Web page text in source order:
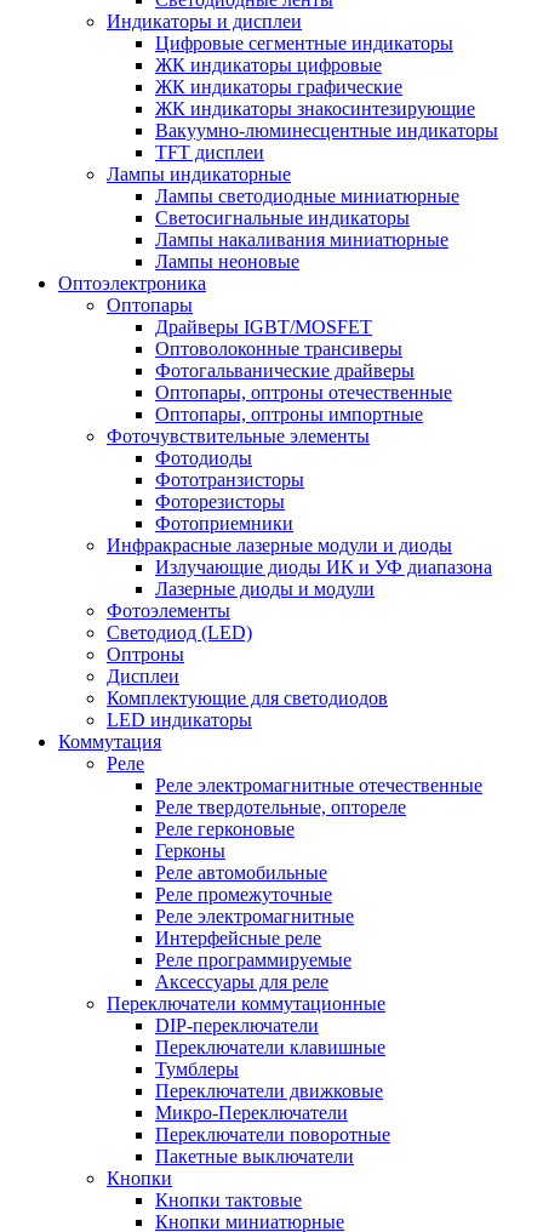
Индикаторы и дисплеи
Цифровые сегментные индикаторы
ЖК индикаторы цифровые
ЖК индикаторы графические
ЖК индикаторы знакосинтезирующие
Вакуумно-люминесцентные индикаторы
TFT дисплеи
Лампы индикаторные
Лампы светодиодные миниатюрные
Светосигнальные индикаторы
Лампы накаливания миниатюрные
Лампы неоновые
Оптоэлектроника
Оптопары
Драйверы IGBT/MOSFET
Оптоволоконные трансиверы
Фотогальванические драйверы
Оптопары, оптроны отечественные
Оптопары, оптроны импортные
Фоточувствительные элементы
Фотодиоды
Фототранзисторы
Фоторезисторы
Фотоприемники
Инфракрасные лазерные модули и диоды
Излучающие диоды ИК и УФ диапазона
Лазерные диоды и модули
Фотоэлементы
Светодиод (LED)
Оптроны
Дисплеи
Комплектующие для светодиодов
LED индикаторы
Коммутация
Реле
Реле электромагнитные отечественные
Реле твердотельные, оптореле
Реле герконовые
Герконы
Реле автомобильные
Реле промежуточные
Реле электромагнитные
Интерфейсные реле
Реле программируемые
Аксессуары для реле
Переключатели коммутационные
DIP-переключатели
Переключатели клавишные
Тумблеры
Переключатели движковые
Микро-Переключатели
Переключатели поворотные
Пакетные выключатели
Кнопки
Кнопки тактовые
Кнопки миниатюрные